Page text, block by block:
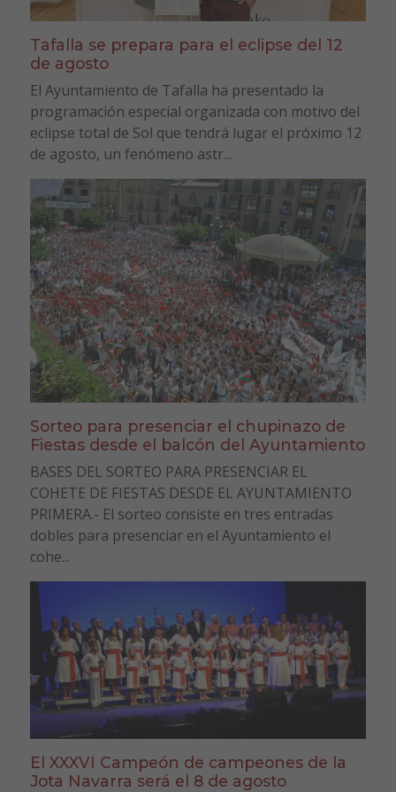
Tafalla se prepara para el eclipse del 12
de agosto
El Ayuntamiento de Tafalla ha presentado la
programación especial organizada con motivo del
eclipse total de Sol que tendrá lugar el próximo 12
de agosto, un fenómeno astr...
Sorteo para presenciar el chupinazo de
Fiestas desde el balcón del Ayuntamiento
BASES DEL SORTEO PARA PRESENCIAR EL
COHETE DE FIESTAS DESDE EL AYUNTAMIENTO
PRIMERA.- El sorteo consiste en tres entradas
dobles para presenciar en el Ayuntamiento el
cohe...
El XXXVI Campeón de campeones de la
Jota Navarra será el 8 de agosto